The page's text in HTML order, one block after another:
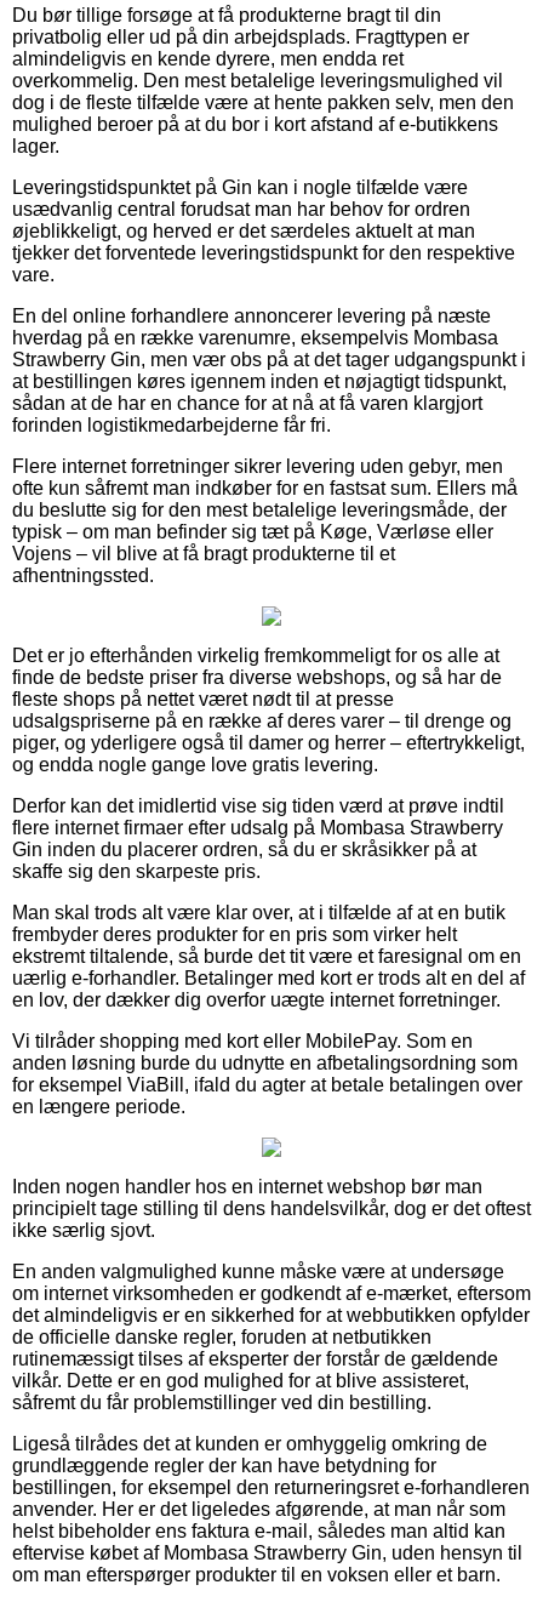
Du bør tillige forsøge at få produkterne bragt til din
privatbolig eller ud på din arbejdsplads. Fragttypen er
almindeligvis en kende dyrere, men endda ret
overkommelig. Den mest betalelige leveringsmulighed vil
dog i de fleste tilfælde være at hente pakken selv, men den
mulighed beroer på at du bor i kort afstand af e-butikkens
lager.
Leveringstidspunktet på Gin kan i nogle tilfælde være
usædvanlig central forudsat man har behov for ordren
øjeblikkeligt, og herved er det særdeles aktuelt at man
tjekker det forventede leveringstidspunkt for den respektive
vare.
En del online forhandlere annoncerer levering på næste
hverdag på en række varenumre, eksempelvis Mombasa
Strawberry Gin, men vær obs på at det tager udgangspunkt i
at bestillingen køres igennem inden et nøjagtigt tidspunkt,
sådan at de har en chance for at nå at få varen klargjort
forinden logistikmedarbejderne får fri.
Flere internet forretninger sikrer levering uden gebyr, men
ofte kun såfremt man indkøber for en fastsat sum. Ellers må
du beslutte sig for den mest betalelige leveringsmåde, der
typisk – om man befinder sig tæt på Køge, Værløse eller
Vojens – vil blive at få bragt produkterne til et
afhentningssted.
Det er jo efterhånden virkelig fremkommeligt for os alle at
finde de bedste priser fra diverse webshops, og så har de
fleste shops på nettet været nødt til at presse
udsalgspriserne på en række af deres varer – til drenge og
piger, og yderligere også til damer og herrer – eftertrykkeligt,
og endda nogle gange love gratis levering.
Derfor kan det imidlertid vise sig tiden værd at prøve indtil
flere internet firmaer efter udsalg på Mombasa Strawberry
Gin inden du placerer ordren, så du er skråsikker på at
skaffe sig den skarpeste pris.
Man skal trods alt være klar over, at i tilfælde af at en butik
frembyder deres produkter for en pris som virker helt
ekstremt tiltalende, så burde det tit være et faresignal om en
uærlig e-forhandler. Betalinger med kort er trods alt en del af
en lov, der dækker dig overfor uægte internet forretninger.
Vi tilråder shopping med kort eller MobilePay. Som en
anden løsning burde du udnytte en afbetalingsordning som
for eksempel ViaBill, ifald du agter at betale betalingen over
en længere periode.
Inden nogen handler hos en internet webshop bør man
principielt tage stilling til dens handelsvilkår, dog er det oftest
ikke særlig sjovt.
En anden valgmulighed kunne måske være at undersøge
om internet virksomheden er godkendt af e-mærket, eftersom
det almindeligvis er en sikkerhed for at webbutikken opfylder
de officielle danske regler, foruden at netbutikken
rutinemæssigt tilses af eksperter der forstår de gældende
vilkår. Dette er en god mulighed for at blive assisteret,
såfremt du får problemstillinger ved din bestilling.
Ligeså tilrådes det at kunden er omhyggelig omkring de
grundlæggende regler der kan have betydning for
bestillingen, for eksempel den returneringsret e-forhandleren
anvender. Her er det ligeledes afgørende, at man når som
helst bibeholder ens faktura e-mail, således man altid kan
eftervise købet af Mombasa Strawberry Gin, uden hensyn til
om man efterspørger produkter til en voksen eller et barn.